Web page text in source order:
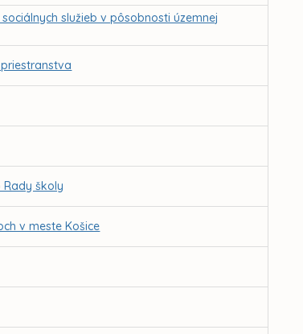
služieb v pôsobnosti územnej
Rady školy
v meste Košice